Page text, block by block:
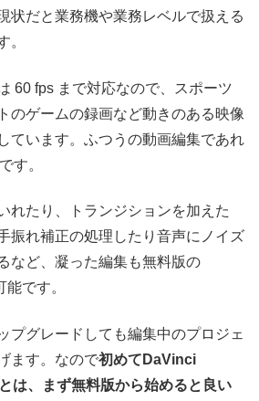
状だと業務機や業務レベルで扱える
。
60 fps まで対応なので、スポーツ
のゲームの録画など動きのある映像
ています。ふつうの動画編集であれ
す。
れたり、トランジションを加えた
振れ補正の処理したり音声にノイズ
など、凝った編集も無料版の
です。
プグレードしても編集中のプロジェ
ます。なので初めてDaVinci
は、まず無料版から始めると良い